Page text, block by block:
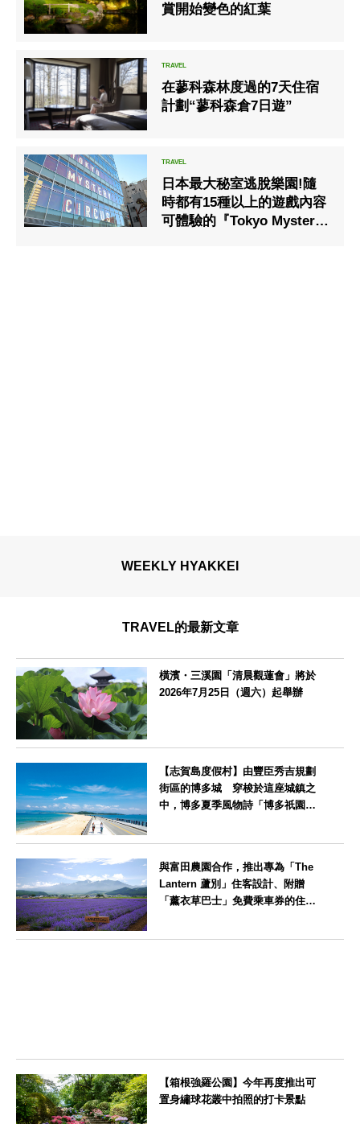
賞開始變色的紅葉
在蓼科森林度過的7天住宿
計劃“蓼科森倉7日遊”
日本最大秘室逃脫樂園!隨
時都有15種以上的遊戲內容
可體驗的『Tokyo Mystery
WEEKLY HYAKKEI
TRAVEL的最新文章
橫濱・三溪園「清晨觀蓮會」將於
2026年7月25日（週六）起舉辦
【志賀島度假村】由豐臣秀吉規劃
街區的博多城 穿梭於這座城鎮之
中，博多夏季風物詩「博多祇園山
與富田農園合作，推出專為「The
Lantern 蘆別」住客設計、附贈
「薰衣草巴士」免費乘車券的住宿
【箱根強羅公園】今年再度推出可
置身繡球花叢中拍照的打卡景點